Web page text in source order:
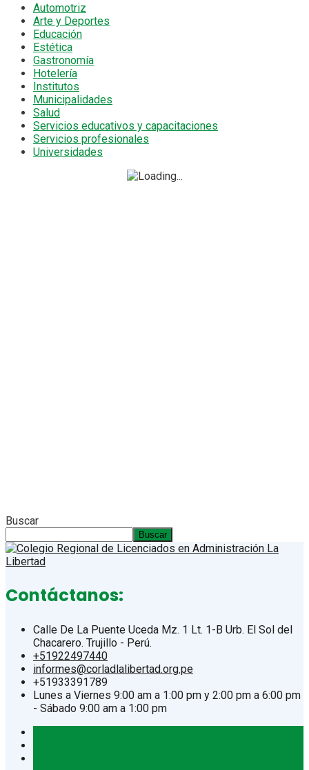
Automotriz
Arte y Deportes
Educación
Estética
Gastronomía
Hotelería
Institutos
Municipalidades
Salud
Servicios educativos y capacitaciones
Servicios profesionales
Universidades
Buscar
Buscar
Contáctanos:
Calle De La Puente Uceda Mz. 1 Lt. 1-B Urb. El Sol del
Chacarero. Trujillo - Perú.
+51922497440
informes@corladlalibertad.org.pe
+51933391789
Lunes a Viernes 9:00 am a 1:00 pm y 2:00 pm a 6:00 pm
- Sábado 9:00 am a 1:00 pm